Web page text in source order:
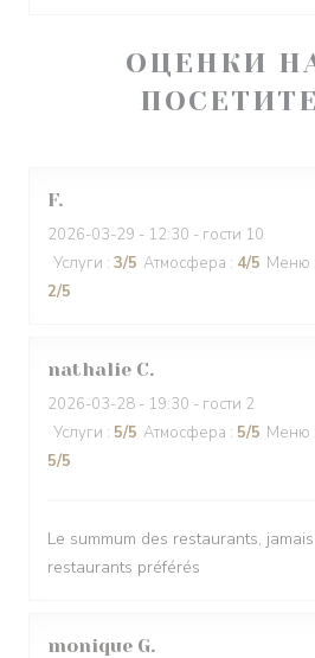
ОЦЕНКИ
F
2026-03-29 - 12:30 - гости 10
Услуги : 3/5 Атмосфера : 4/5 Меню
2/5
nathalie C
2026-03-28 - 19:30 - гости 2
Услуги : 5/5 Атмосфера : 5/5 Меню
5/5
Le summum des restaurants,
restaurants préférés
monique G